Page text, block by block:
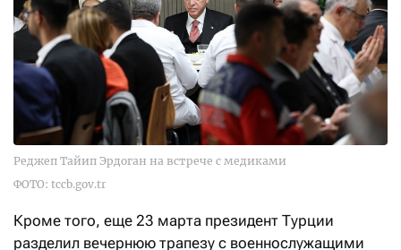
Реджеп Тайип Эрдоган на встрече с медиками
ФОТО: tccb.gov.tr
Кроме того, еще 23 марта президент Турции
разделил вечернюю трапезу с военнослужащими